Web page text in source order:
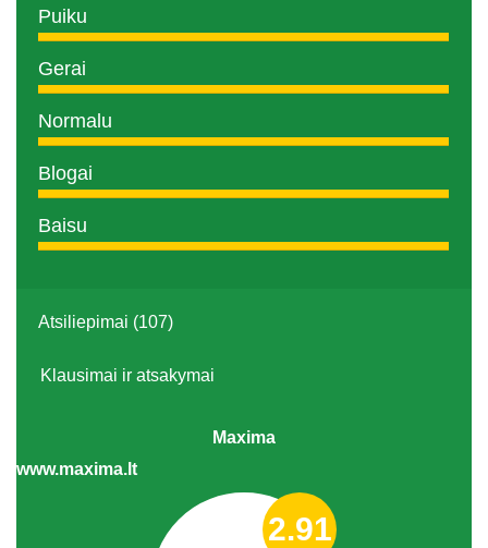
Puiku
Gerai
Normalu
Blogai
Baisu
Atsiliepimai (107)
Klausimai ir atsakymai
Maxima
www.maxima.lt
2.91